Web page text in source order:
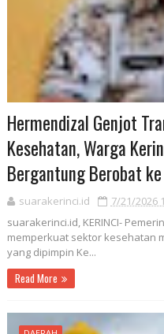
Hermendizal Genjot
Kesehatan, Warga
Bergantung Berobat
suarakerinci.id
7/21/2026
suarakerinci.id, KERINCI-
memperkuat sektor kesehatan
yang dipimpin Ke...
Read More